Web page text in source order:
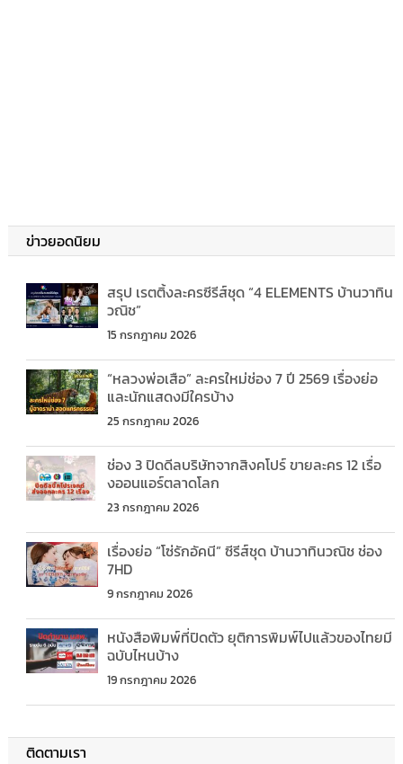
ข่าวยอดนิยม
สรุป เรตติ้งละครซีรีส์ชุด “4 ELEMENTS บ้านวาทิน
วณิช”
15 กรกฎาคม 2026
“หลวงพ่อเสือ” ละครใหม่ช่อง 7 ปี 2569 เรื่องย่อ
และนักแสดงมีใครบ้าง
25 กรกฎาคม 2026
ช่อง 3 ปิดดีลบริษัทจากสิงคโปร์ ขายละคร 12 เรื่อ
งออนแอร์ตลาดโลก
23 กรกฎาคม 2026
เรื่องย่อ “โซ่รักอัคนี” ซีรีส์ชุด บ้านวาทินวณิช ช่อง
7HD
9 กรกฎาคม 2026
หนังสือพิมพ์ที่ปิดตัว ยุติการพิมพ์ไปแล้วของไทยมี
ฉบับไหนบ้าง
19 กรกฎาคม 2026
ติดตามเรา